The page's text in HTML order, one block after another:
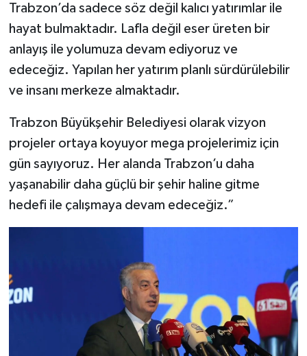
Trabzon’da sadece söz değil kalıcı yatırımlar ile
hayat bulmaktadır. Lafla değil eser üreten bir
anlayış ile yolumuza devam ediyoruz ve
edeceğiz. Yapılan her yatırım planlı sürdürülebilir
ve insanı merkeze almaktadır.
Trabzon Büyükşehir Belediyesi olarak vizyon
projeler ortaya koyuyor mega projelerimiz için
gün sayıyoruz. Her alanda Trabzon’u daha
yaşanabilir daha güçlü bir şehir haline gitme
hedefi ile çalışmaya devam edeceğiz.”